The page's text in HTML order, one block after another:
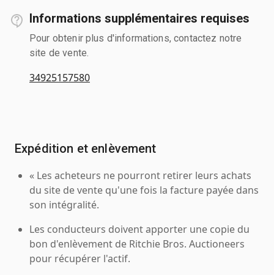
Informations supplémentaires requises
Pour obtenir plus d'informations, contactez notre
site de vente.
34925157580
Expédition et enlèvement
« Les acheteurs ne pourront retirer leurs achats
du site de vente qu'une fois la facture payée dans
son intégralité.
Les conducteurs doivent apporter une copie du
bon d'enlèvement de Ritchie Bros. Auctioneers
pour récupérer l'actif.